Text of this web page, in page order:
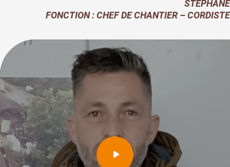
STÉPHANE
FONCTION : CHEF DE CHANTIER – CORDISTE